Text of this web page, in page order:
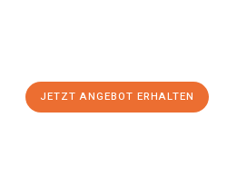
JETZT ANGEBOT ERHALTEN